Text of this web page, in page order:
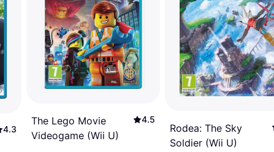
4.3
The Lego Movie
Videogame (Wii U)
4.5
Rodea: The Sky
Soldier (Wii U)